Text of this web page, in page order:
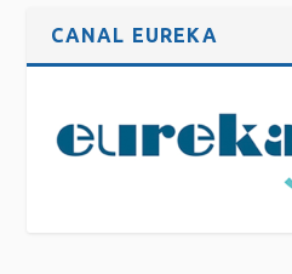
CANAL EUREKA